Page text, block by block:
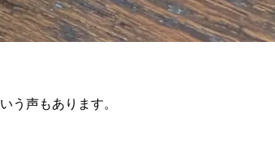
う声もあります。